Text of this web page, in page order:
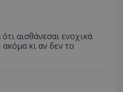
αισθάνεσαι ενοχικά
ακόμα κι αν δεν το